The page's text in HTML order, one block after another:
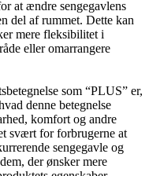
at ændre sengegavlens
del af rummet. Dette kan
mere fleksibilitet i
eller omarrangere
som “PLUS” er,
denne betegnelse
komfort og andre
svært for forbrugerne at
sengegavle og
der ønsker mere